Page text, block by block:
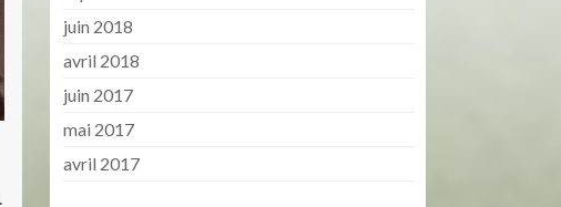
juin 2018
avril 2018
juin 2017
mai 2017
avril 2017